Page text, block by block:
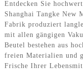
Entdecken Sie
Shanghai Tangke New
Fabrik produziert
mit allen gängigen
Beutel bestehen aus
freien Materialien und
Frische Ihrer